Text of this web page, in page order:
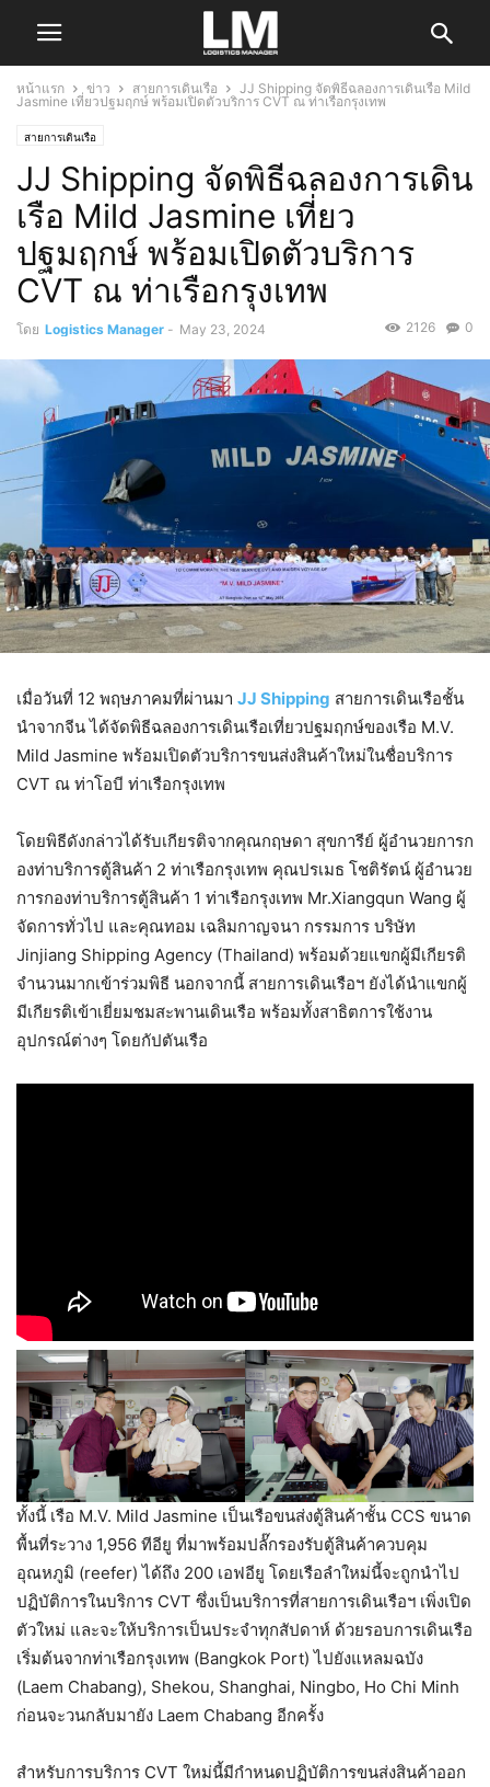
หน้าแรก ข่าว สายการเดินเรือ
JJ Shipping จัดพิธีฉลองการเดินเรือ Mild
Jasmine เที่ยวปฐมฤกษ์ พร้อมเปิดตัวบริการ CVT ณ ท่าเรือกรุงเทพ
สายการเดินเรือ
JJ Shipping จัดพิธีฉลองการเดิน
เรือ Mild Jasmine เที่ยว
ปฐมฤกษ์ พร้อมเปิดตัวบริการ
CVT ณ ท่าเรือกรุงเทพ
โดย Logistics Manager - May 23, 2024 0
2126
เมื่อวันที่ 12 พฤษภาคมที่ผ่านมา JJ Shipping สายการเดินเรือชั้น
นำจากจีน ได้จัดพิธีฉลองการเดินเรือเที่ยวปฐมฤกษ์ของเรือ M.V.
Mild Jasmine พร้อมเปิดตัวบริการขนส่งสินค้าใหม่ในชื่อบริการ
CVT ณ ท่าโอบี ท่าเรือกรุงเทพ
โดยพิธีดังกล่าวได้รับเกียรติจากคุณกฤษดา สุขการีย์ ผู้อำนวยการก
องท่าบริการตู้สินค้า 2 ท่าเรือกรุงเทพ คุณปรเมธ โชติรัตน์ ผู้อำนวย
การกองท่าบริการตู้สินค้า 1 ท่าเรือกรุงเทพ Mr.Xiangqun Wang ผู้
จัดการทั่วไป และคุณทอม เฉลิมกาญจนา กรรมการ บริษัท
Jinjiang Shipping Agency (Thailand) พร้อมด้วยแขกผู้มีเกียรติ
จำนวนมากเข้าร่วมพิธี นอกจากนี้ สายการเดินเรือฯ ยังได้นำแขกผู้
มีเกียรติเข้าเยี่ยมชมสะพานเดินเรือ พร้อมทั้งสาธิตการใช้งาน
อุปกรณ์ต่างๆ โดยกัปตันเรือ
ทั้งนี้ เรือ M.V. Mild Jasmine เป็นเรือขนส่งตู้สินค้าชั้น CCS ขนาด
พื้นที่ระวาง 1,956 ทีอียู ที่มาพร้อมปลั๊กรองรับตู้สินค้าควบคุม
อุณหภูมิ (reefer) ได้ถึง 200 เอฟอียู โดยเรือลำใหม่นี้จะถูกนำไป
ปฏิบัติการในบริการ CVT ซึ่งเป็นบริการที่สายการเดินเรือฯ เพิ่งเปิด
ตัวใหม่ และจะให้บริการเป็นประจำทุกสัปดาห์ ด้วยรอบการเดินเรือ
เริ่มต้นจากท่าเรือกรุงเทพ (Bangkok Port) ไปยังแหลมฉบัง
(Laem Chabang), Shekou, Shanghai, Ningbo, Ho Chi Minh
ก่อนจะวนกลับมายัง Laem Chabang อีกครั้ง
สำหรับการบริการ CVT ใหม่นี้มีกำหนดปฏิบัติการขนส่งสินค้าออก